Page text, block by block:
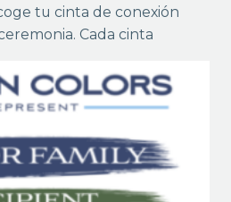
tu cinta de conexión
Cada cinta